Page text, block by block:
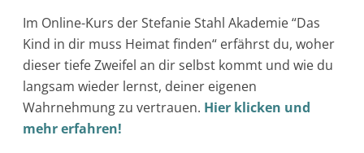
Im Online-Kurs der Stefanie Stahl Akademie “Das
Kind in dir muss Heimat finden“ erfährst du, woher
dieser tiefe Zweifel an dir selbst kommt und wie du
langsam wieder lernst, deiner eigenen
Wahrnehmung zu vertrauen. Hier klicken und
mehr erfahren!